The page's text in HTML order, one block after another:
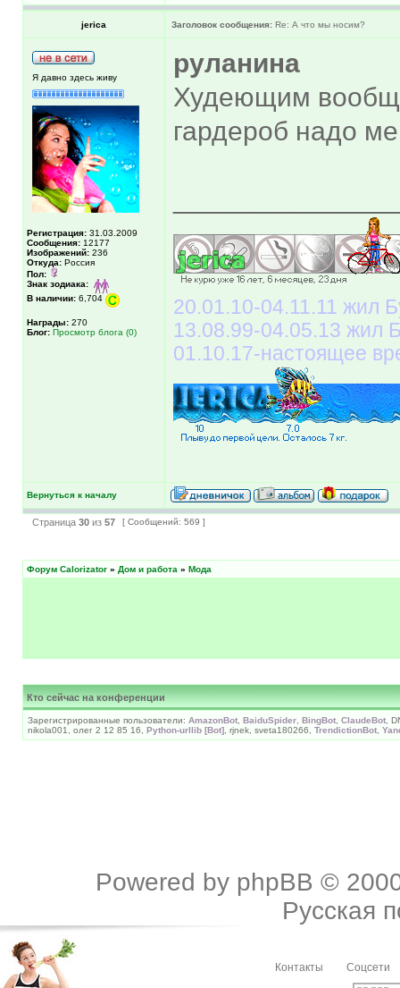
jerica Заголовок сообщения: Re: А что мы носим?
Я давно здесь живу
Регистрация: 31.03.2009
Сообщения: 12177
Изображений: 236
Откуда: Россия
Пол:
Знак зодиака:
В наличии: 6,704
Награды: 270
Блог: Просмотр блога (0)
руланина
Худеющим
гардероб надо
20.01.10-04.11.11 жил
13.08.99-04.05.13 жил
01.10.17-настоящее
Вернуться к началу
Страница 30 из 57 [ Сообщений: 569 ]
Форум Calorizator » Дом и работа » Мода
Кто сейчас на конференции
Зарегистрированные пользователи: AmazonBot BaiduSpider BingBot ClaudeBot ,
nikola001, олег 2 12 85 16, Python-urllib [Bot] , rjnek, sveta180266, TrendictionBot
Powered by phpBB ©
Русская
Контакты Соцсети